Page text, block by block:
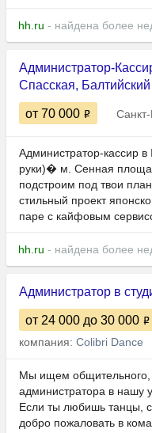
hh.ru - найдена более
Администратор-
Спасская,
от 70 000
Администратор-кассир
руки)� м. Сенная
подстроим под твои
стильный проект
паре с кайфовым
hh.ru - найдена более
Администратор в
от 24 000 до 30 000
компания: Colibri Dance
Мы ищем общительного,
администратора в нашу
Если ты любишь танцы,
добро пожаловать в